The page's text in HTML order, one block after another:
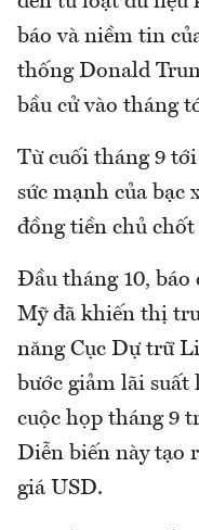
báo và niềm tin
thống Donald
bầu cử vào tháng
Từ cuối tháng 9
sức mạnh của bạc
đồng tiền chủ
Đầu tháng 10, báo
Mỹ đã khiến thị
năng Cục Dự trữ
bước giảm lãi
cuộc họp tháng 9
Diễn biến này tạo
giá USD.